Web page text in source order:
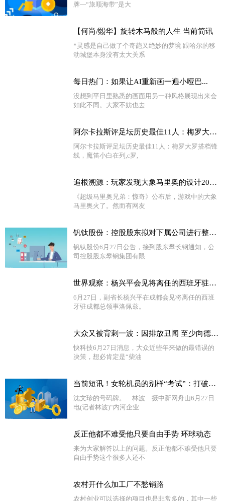
牌---“旅顺海带”是大
【何尚/熙华】旋转木马般的人生 当前简讯
*灵感是自己做了个奇葩又绝妙的梦境 跟哈尔的移
动城堡本身没有太大关系
每日热门：如果让AI重新画一遍小哑巴...
没想到平日里熟悉的画面用另一种风格展现出来会
如此不同。大家不妨也去
阿尔卡拉斯评足坛历史最佳11人：梅罗大罗搭档锋线，魔笛小白在列_今日聚焦
阿尔卡拉斯评足坛历史最佳11人：梅罗大罗搭档锋
线，魔笛小白在列,c罗,
追根溯源：玩家发现大象马里奥的设计20年前就有
《超级马里奥兄弟：惊奇》公布后，游戏中的大象
马里奥火了。然而有网友
钒钛股份：控股股东拟对下属公司进行整合，攀长特将持有5.61亿股公司股份
钒钛股份6月27日公告，接到股东攀长钢通知，公
司控股股东攀钢集团有限
世界观察：杨兴平会见将离任的西班牙驻成都总领事洛佩兹
6月27日，副省长杨兴平在成都会见将离任的西班
牙驻成都总领事洛佩兹。
大众又被背刺一波：因排放丑闻 至少向德国车主赔偿5％车价 世界热头条
快科技6月27日消息，大众近些年来做的最错误的
决策，想必肯定是“柴油
当前短讯！女轮机员的别样“考试”：打破行业传统认知
沈文珍的号码牌。 林波 摄中新网舟山6月27日
电(记者林波)“内河企业
反正他都不难受他只要自由手势 环球动态
来为大家解答以上的问题。反正他都不难受他只要
自由手势这个很多人还不
农村开什么加工厂不愁销路
农村创业可以选择的项目也是非常多的，其中一些